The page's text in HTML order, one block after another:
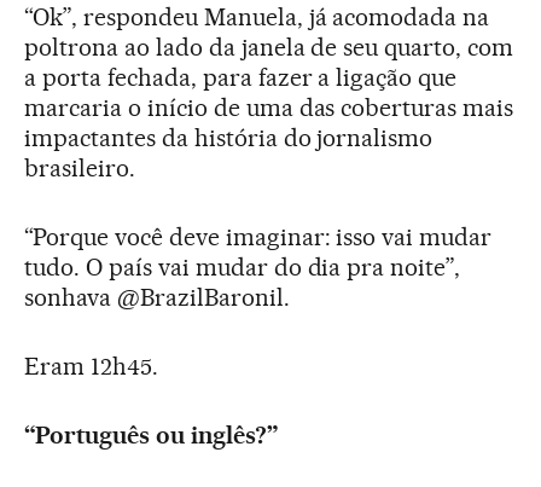
“Ok”, respondeu Manuela, já acomodada na
poltrona ao lado da janela de seu quarto, com
a porta fechada, para fazer a ligação que
marcaria o início de uma das coberturas mais
impactantes da história do jornalismo
brasileiro.
“Porque você deve imaginar: isso vai mudar
tudo. O país vai mudar do dia pra noite”,
sonhava @BrazilBaronil.
Eram 12h45.
“Português ou inglês?”